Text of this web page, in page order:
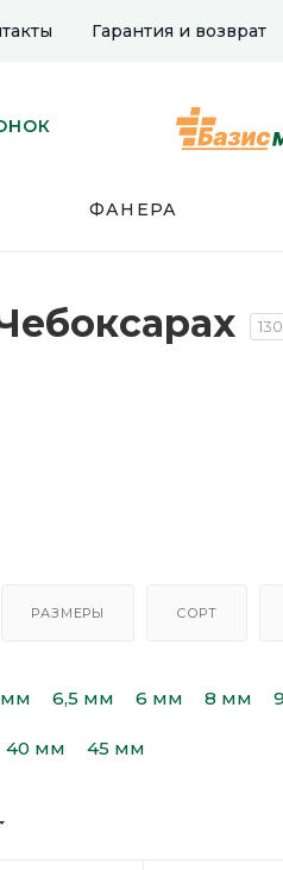
Гарантия и возврат
ФАНЕРА
РАЗМЕРЫ СОРТ
мм 6,5 мм 6 мм 8 мм
40 мм 45 мм